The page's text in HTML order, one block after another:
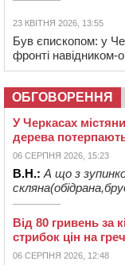
23 КВІТНЯ 2026, 13:55
Був єпископом: у
фронті навідником-
ОБГОВОРЕННЯ
У Черкасах
дерева
06 СЕРПНЯ 2026, 15:23
В.Н.: А що з
Від 80 гривень за
стрибок цін на
06 СЕРПНЯ 2026, 12:48